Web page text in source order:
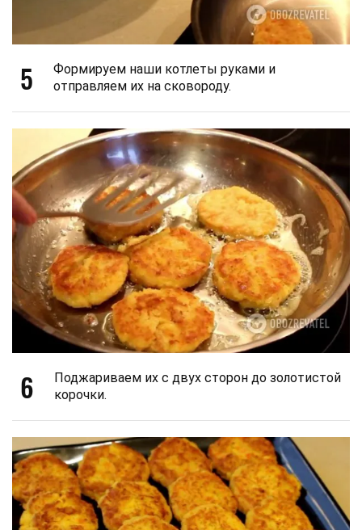
5
Формируем наши котлеты руками и
отправляем их на сковороду.
6
Поджариваем их с двух сторон до золотистой
корочки.